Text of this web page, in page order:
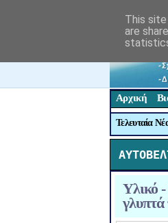
Αρχική
Τελευταία
Υλικό
This
are